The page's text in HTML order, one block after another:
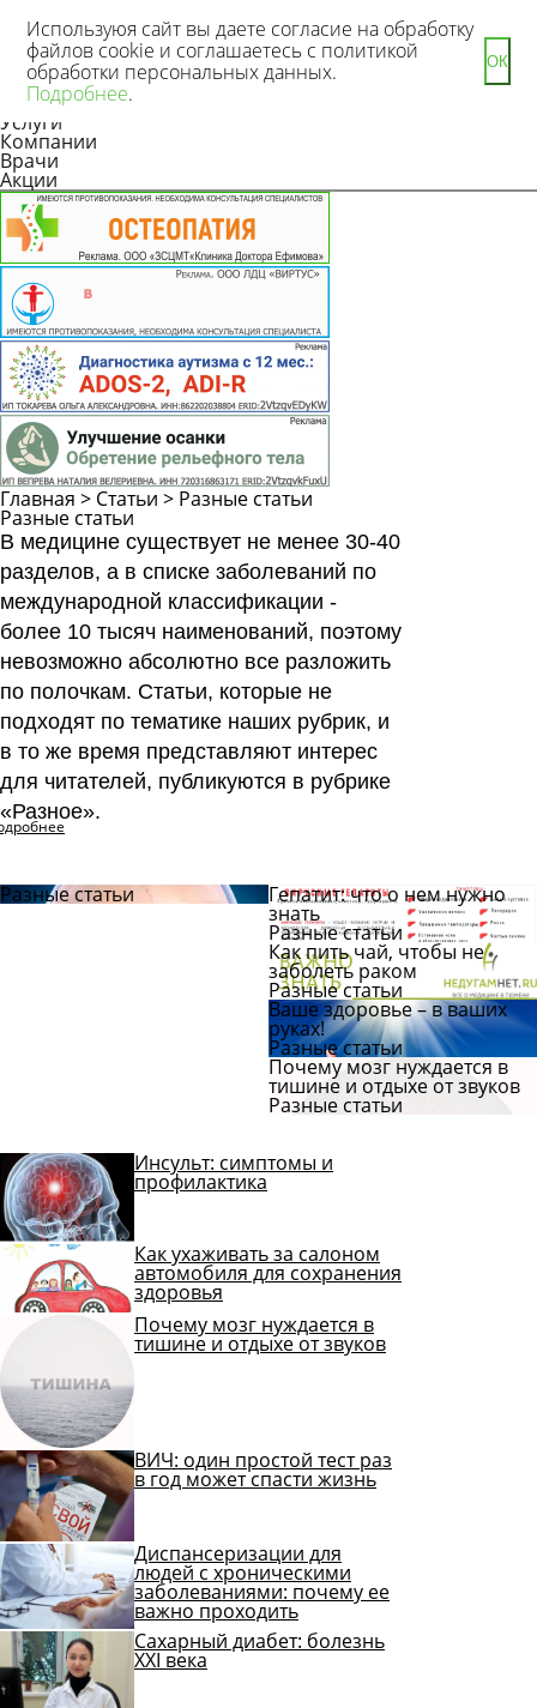
Новости
Статьи
Услуги
Компании
Врачи
Акции
Главная > Статьи > Разные статьи
Разные статьи
В медицине существует не менее 30-40
разделов, а в списке заболеваний по
международной классификации -
более 10 тысяч наименований, поэтому
невозможно абсолютно все разложить
по полочкам. Статьи, которые не
подходят по тематике наших рубрик, и
в то же время представляют интерес
для читателей, публикуются в рубрике
«Разное».
Разные статьи Гепатит: что о нем нужно
знать
Разные статьи
Как пить чай, чтобы не
заболеть раком
Разные статьи
Ваше здоровье – в ваших
руках!
Разные статьи
Почему мозг нуждается в
тишине и отдыхе от звуков
Разные статьи
Инсульт: симптомы и
профилактика
Как ухаживать за салоном
автомобиля для сохранения
здоровья
Почему мозг нуждается в
тишине и отдыхе от звуков
ВИЧ: один простой тест раз
в год может спасти жизнь
Диспансеризации для
людей с хроническими
заболеваниями: почему ее
важно проходить
Сахарный диабет: болезнь
XXI века
Используюя сайт вы даете согласие на обработку
файлов cookie и соглашаетесь с политикой
обработки персональных данных.
Подробнее.
ОК